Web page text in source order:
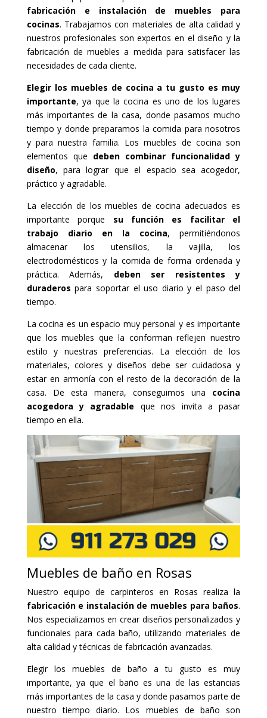
fabricación e instalación de muebles para
cocinas. Trabajamos con materiales de alta calidad y
nuestros profesionales son expertos en el diseño y la
fabricación de muebles a medida para satisfacer las
necesidades de cada cliente.
Elegir los muebles de cocina a tu gusto es muy
importante, ya que la cocina es uno de los lugares
más importantes de la casa, donde pasamos mucho
tiempo y donde preparamos la comida para nosotros
y para nuestra familia. Los muebles de cocina son
elementos que deben combinar funcionalidad y
diseño, para lograr que el espacio sea acogedor,
práctico y agradable.
La elección de los muebles de cocina adecuados es
importante porque su función es facilitar el
trabajo diario en la cocina, permitiéndonos
almacenar los utensilios, la vajilla, los
electrodomésticos y la comida de forma ordenada y
práctica. Además, deben ser resistentes y
duraderos para soportar el uso diario y el paso del
tiempo.
La cocina es un espacio muy personal y es importante
que los muebles que la conforman reflejen nuestro
estilo y nuestras preferencias. La elección de los
materiales, colores y diseños debe ser cuidadosa y
estar en armonía con el resto de la decoración de la
casa. De esta manera, conseguimos una cocina
acogedora y agradable que nos invita a pasar
tiempo en ella.
Muebles de baño en Rosas
Nuestro equipo de carpinteros en Rosas realiza la
fabricación e instalación de muebles para baños.
Nos especializamos en crear diseños personalizados y
funcionales para cada baño, utilizando materiales de
alta calidad y técnicas de fabricación avanzadas.
Elegir los muebles de baño a tu gusto es muy
importante, ya que el baño es una de las estancias
más importantes de la casa y donde pasamos parte de
nuestro tiempo diario. Los muebles de baño son